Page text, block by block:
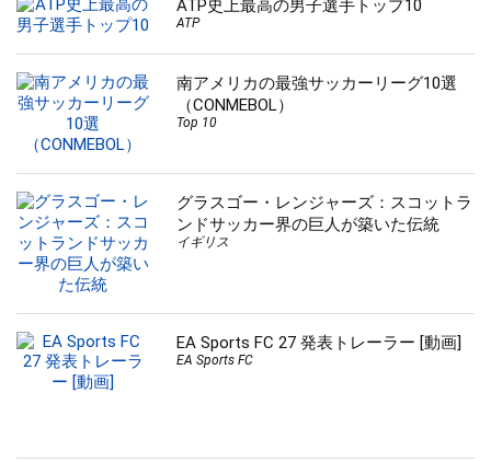
ATP史上最高の男子選手トップ10
ATP
南アメリカの最強サッカーリーグ10選
（CONMEBOL）
Top 10
グラスゴー・レンジャーズ：スコットラ
ンドサッカー界の巨人が築いた伝統
イギリス
EA Sports FC 27 発表トレーラー [動画]
EA Sports FC